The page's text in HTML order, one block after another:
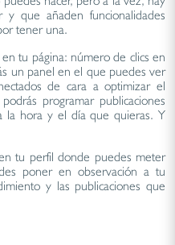
que añaden funcionalidades
tener una.
tu página: número de clics en
un panel en el que puedes ver
de cara a optimizar el
programar publicaciones
la hora y el día que quieras. Y
tu perfil donde puedes meter
poner en observación a tu
y las publicaciones que